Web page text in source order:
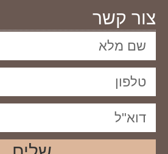
צור קשר